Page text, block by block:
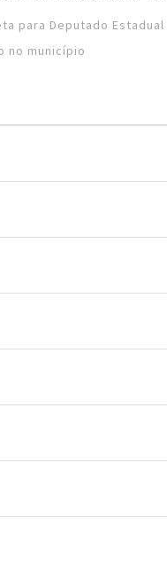
para Deputado
no município